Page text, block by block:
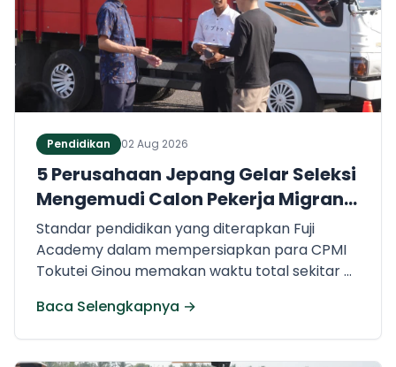
Pendidikan 02 Aug 2026
5 Perusahaan Jepang Gelar Seleksi
Mengemudi Calon Pekerja Migran
Jembrana
Standar pendidikan yang diterapkan Fuji
Academy dalam mempersiapkan para CPMI
Tokutei Ginou memakan waktu total sekitar 6
diwajibkan menguasai sejumlah kompetensi.
Seperti penguasaan Bahasa Jepang dasar
setara level N5 (internal Fuji Academy).
Baca Selengkapnya →